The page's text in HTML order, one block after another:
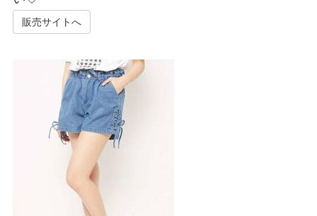
販売サイトへ